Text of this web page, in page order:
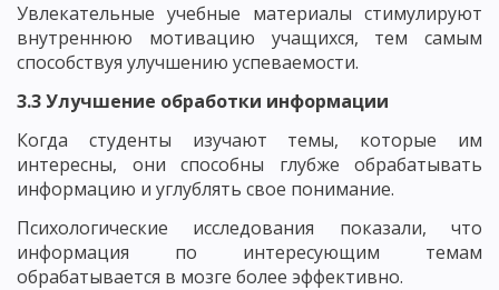
Увлекательные учебные материалы стимулируют
внутреннюю мотивацию учащихся, тем самым
способствуя улучшению успеваемости.
3.3 Улучшение обработки информации
Когда студенты изучают темы, которые им
интересны, они способны глубже обрабатывать
информацию и углублять свое понимание.
Психологические исследования показали, что
информация по интересующим темам
обрабатывается в мозге более эффективно.